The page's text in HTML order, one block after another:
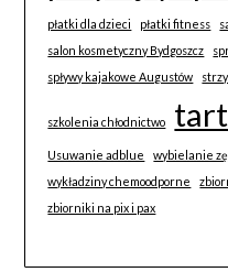
płatki dla dzieci płatki fitness
salon kosmetyczny Bydgoszcz
spływy kajakowe Augustów
szkolenia chłodnictwo
Usuwanie adblue
wybielanie
wykładziny chemoodporne
zbiorniki na pix i pax